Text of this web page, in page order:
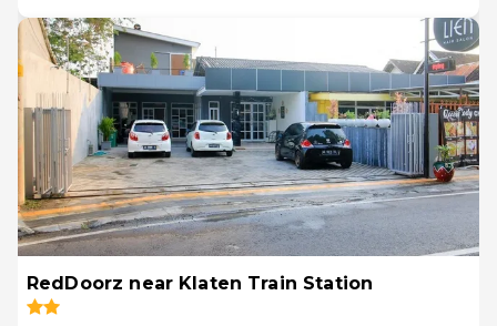
RedDoorz near Klaten Train Station